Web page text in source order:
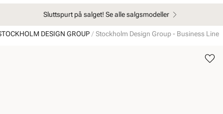
Sluttspurt på salget! Se alle salgsmodeller
DESIGN GROUP Stockholm Design Group - Business Line